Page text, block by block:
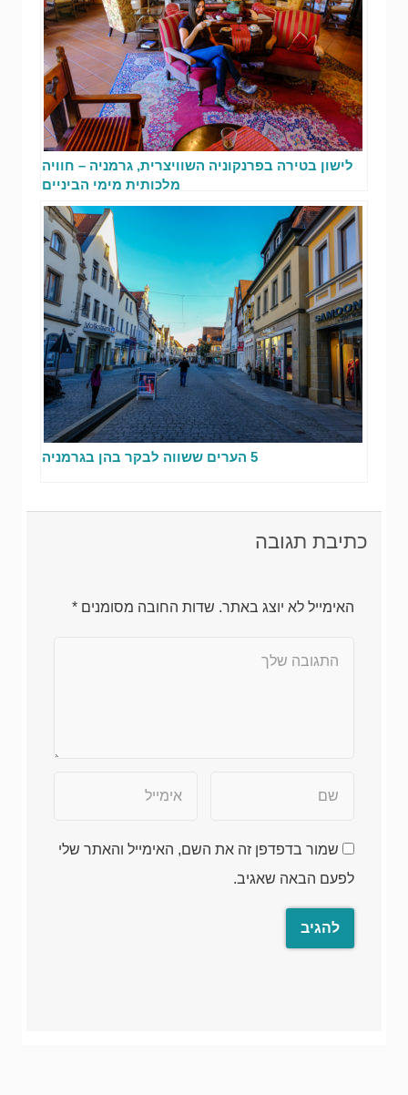
לישון בטירה בפרנקוניה השוויצרית, גרמניה – חוויה
מלכותית מימי הביניים
5 הערים ששווה לבקר בהן בגרמניה
כתיבת תגובה
האימייל לא יוצג באתר. שדות החובה מסומנים *
שמור בדפדפן זה את השם, האימייל והאתר שלי
לפעם הבאה שאגיב.